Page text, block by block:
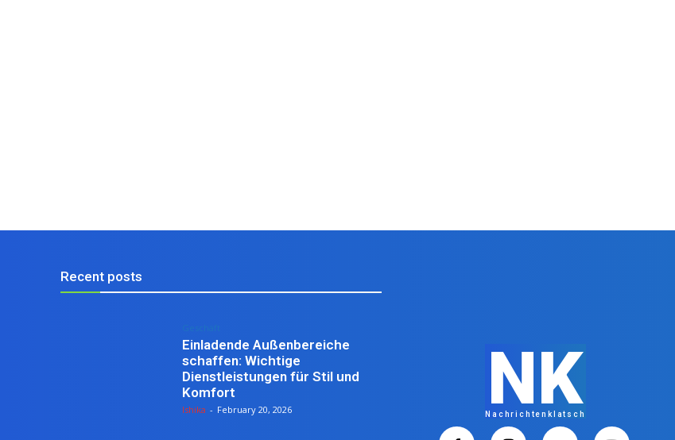
Recent posts
Einladende Außenbereiche
schaffen: Wichtige
Dienstleistungen für Stil und
Komfort
Ishika - February 20, 2026 NK
Nachrichtenklatsch